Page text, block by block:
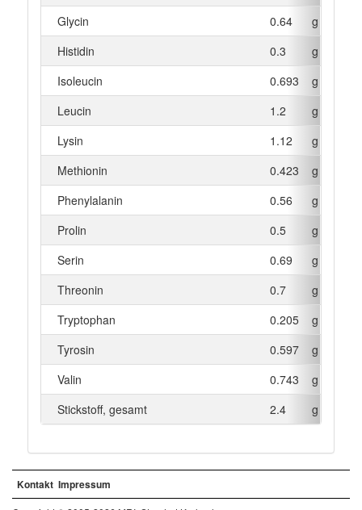
Glycin
0.64
g
Histidin
0.3
g
Isoleucin
0.693
g
Leucin
1.2
g
Lysin
1.12
g
Methionin
0.423
g
Phenylalanin
0.56
g
Prolin
0.5
g
Serin
0.69
g
Threonin
0.7
g
Tryptophan
0.205
g
Tyrosin
0.597
g
Valin
0.743
g
Stickstoff, gesamt
2.4 g
Kontakt Impressum